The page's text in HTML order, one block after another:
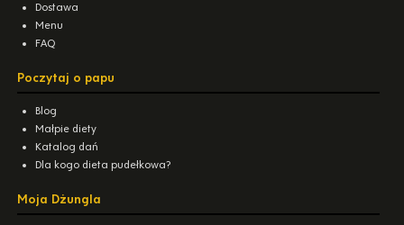
Dostawa
Menu
FAQ
Poczytaj o papu
Blog
Małpie diety
Katalog dań
Dla kogo dieta pudełkowa?
Moja Dżungla